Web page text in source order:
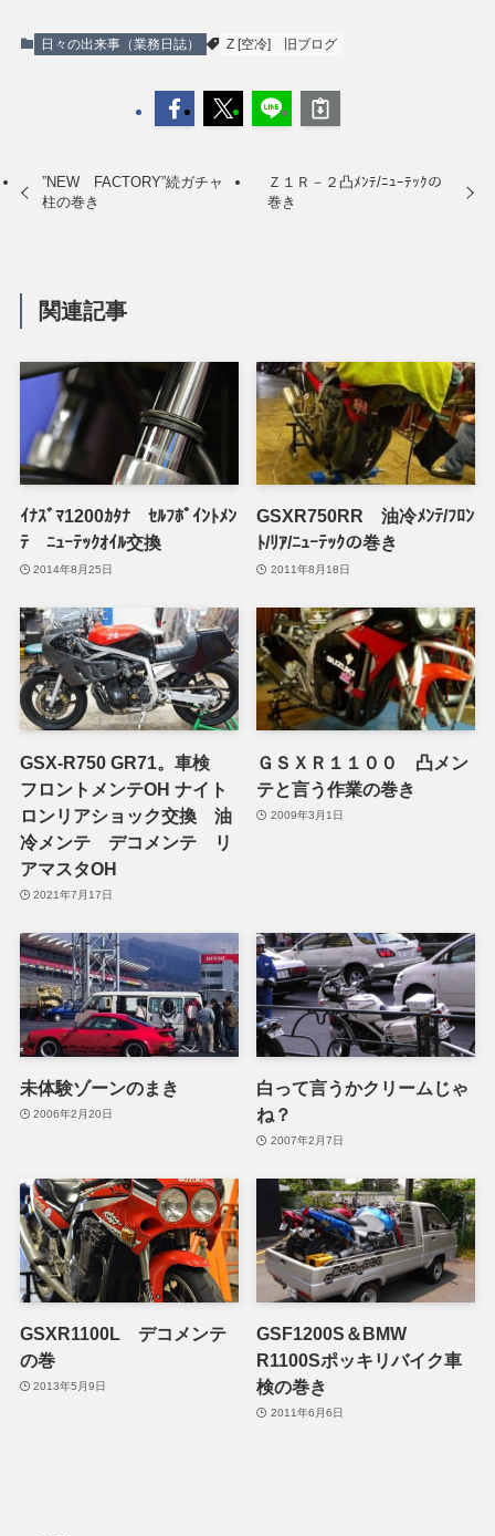
日々の出来事（業務日誌） Z [空冷] 旧ブログ
”NEW FACTORY”続ガチャ
柱の巻き
Ｚ１Ｒ－２凸ﾒﾝﾃ/ﾆｭｰﾃｯｸの
巻き
関連記事
ｲﾅｽﾞﾏ1200ｶﾀﾅ ｾﾙﾌﾎﾟｲﾝﾄﾒﾝ
ﾃ ﾆｭｰﾃｯｸｵｲﾙ交換
2014年8月25日
GSXR750RR 油冷ﾒﾝﾃ/ﾌﾛﾝ
ﾄ/ﾘｱ/ﾆｭｰﾃｯｸの巻き
2011年8月18日
GSX-R750 GR71。車検
フロントメンテOH ナイト
ロンリアショック交換 油
冷メンテ デコメンテ リ
アマスタOH
2021年7月17日
ＧＳＸＲ１１００ 凸メン
テと言う作業の巻き
2009年3月1日
未体験ゾーンのまき
2006年2月20日
白って言うかクリームじゃ
ね？
2007年2月7日
GSXR1100L デコメンテ
の巻
2013年5月9日
GSF1200S＆BMW
R1100Sポッキリバイク車
検の巻き
2011年6月6日